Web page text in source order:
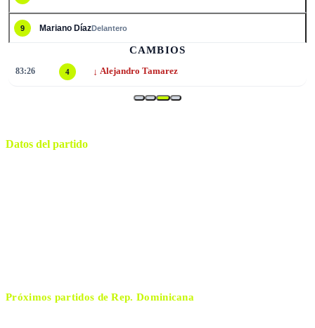
9 Mariano DíazDelantero
CAMBIOS
83:26 4 ↓ Alejandro Tamarez
Datos del partido
Próximos partidos deRep. Dominicana